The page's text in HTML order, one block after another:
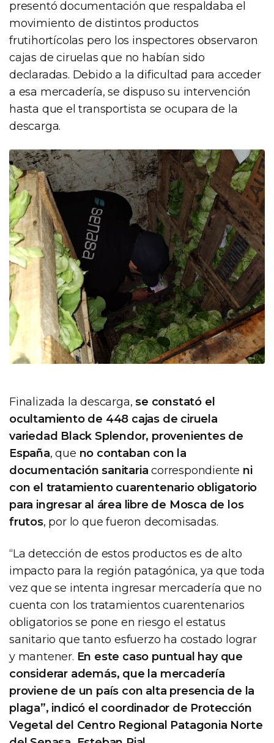
presentó documentación que respaldaba el
movimiento de distintos productos
frutihortícolas pero los inspectores observaron
cajas de ciruelas que no habían sido
declaradas. Debido a la dificultad para acceder
a esa mercadería, se dispuso su intervención
hasta que el transportista se ocupara de la
descarga.
Finalizada la descarga,se constató el
ocultamiento de 448 cajas de ciruela
variedad Black Splendor, provenientes de
España, que no contaban con la
documentación sanitaria correspondiente ni
con el tratamiento cuarentenario obligatorio
para ingresar al área libre de Mosca de los
frutos, por lo que fueron decomisadas.
“La detección de estos productos es de alto
impacto para la región patagónica, ya que toda
vez que se intenta ingresar mercadería que no
cuenta con los tratamientos cuarentenarios
obligatorios se pone en riesgo el estatus
sanitario que tanto esfuerzo ha costado lograr
y mantener. En este caso puntual hay que
considerar además, que la mercadería
proviene de un país con alta presencia de la
plaga”, indicó el coordinador de Protección
Vegetal del Centro Regional Patagonia Norte